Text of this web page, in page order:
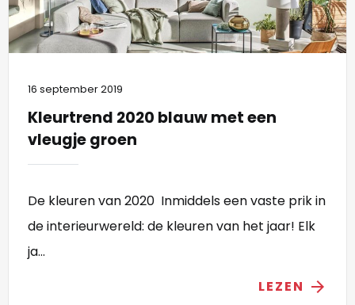
16 september 2019
Kleurtrend 2020 blauw met een
vleugje groen
De kleuren van 2020 Inmiddels een vaste prik in
de interieurwereld: de kleuren van het jaar! Elk
ja...
LEZEN arrow_forward